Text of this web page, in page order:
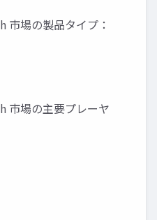
場の製品タイプ：
場の主要プレーヤ